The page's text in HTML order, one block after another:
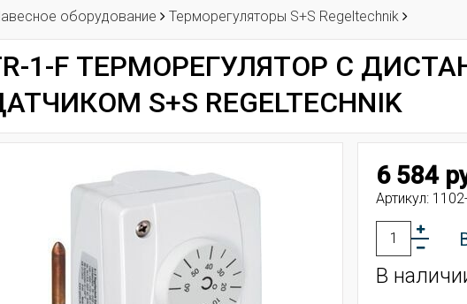
оборудование Терморегуляторы S+S Regeltechnik
1-F ТЕРМОРЕГУЛЯТОР С
S+S REGELTECHNIK
6 584
Артикул:
В